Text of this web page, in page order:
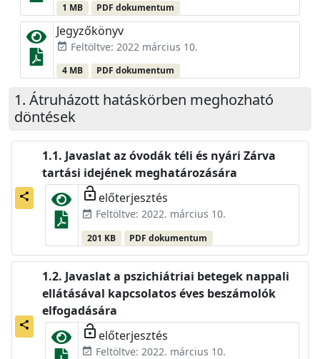
1 MB PDF dokumentum
Jegyzőkönyv
event_available Feltöltve: 2022 március 10.
4 MB PDF dokumentum
Átruházott hatáskörben meghozható
döntések
share
Javaslat az óvodák téli és nyári Zárva
tartási idejének meghatározására
lock_open előterjesztés
event_available Feltöltve: 2022. március 10.
201 KB PDF dokumentum
share
Javaslat a pszichiátriai betegek nappali
ellátásával kapcsolatos éves beszámolók
elfogadására
lock_open előterjesztés
event_available Feltöltve: 2022. március 10.